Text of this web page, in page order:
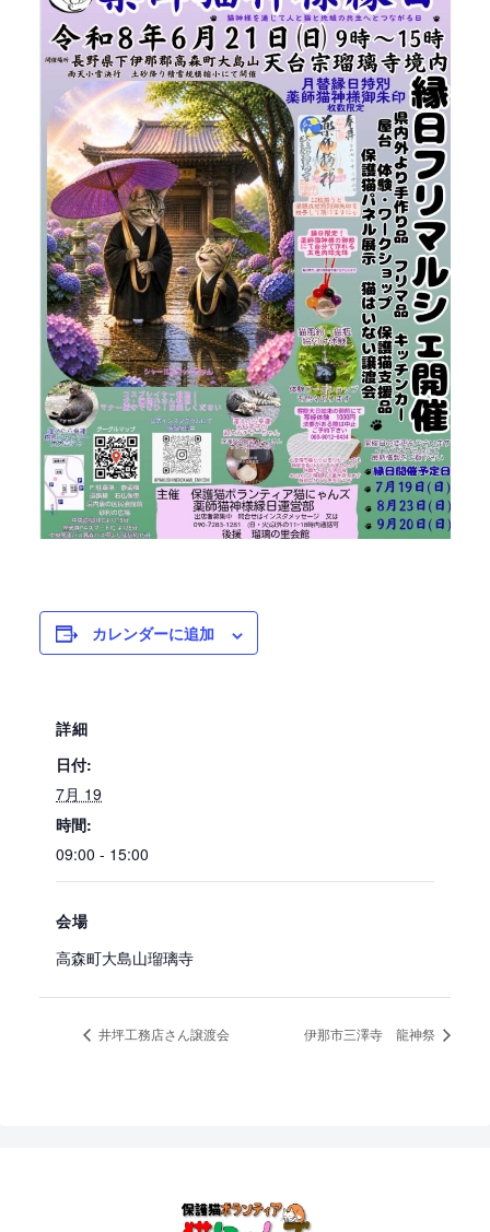
カレンダーに追加
詳細
日付:
7月 19
時間:
09:00 - 15:00
会場
高森町大島山瑠璃寺
井坪工務店さん譲渡会 伊那市三澤寺 龍神祭